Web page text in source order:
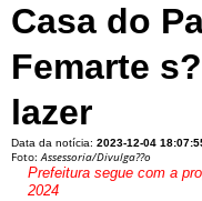
Casa do
Femarte
lazer
Data da notícia: 2023-12-04
Foto:Assessoria/Divulga??o
Prefeitura segue com a
2024